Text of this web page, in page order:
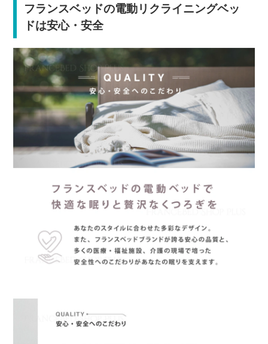
フランスベッドの電動リクライニングベッ
ドは安心・安全